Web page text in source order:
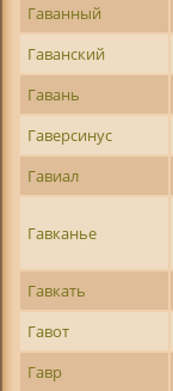
Гаванный
Гаванский
Гавань
Гаверсинус
Гавиал
Гавканье
Гавкать
Гавот
Гавр